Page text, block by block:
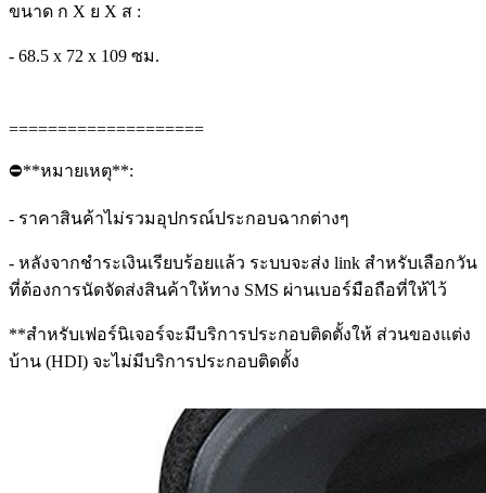
ขนาด ก X ย X ส :
- 68.5 x 72 x 109 ซม.
====================
⛔**หมายเหตุ**:
- ราคาสินค้าไม่รวมอุปกรณ์ประกอบฉากต่างๆ
- หลังจากชำระเงินเรียบร้อยแล้ว ระบบจะส่ง link สำหรับเลือกวัน
ที่ต้องการนัดจัดส่งสินค้าให้ทาง SMS ผ่านเบอร์มือถือที่ให้ไว้
**สำหรับเฟอร์นิเจอร์จะมีบริการประกอบติดตั้งให้ ส่วนของแต่ง
บ้าน (HDI) จะไม่มีบริการประกอบติดตั้ง